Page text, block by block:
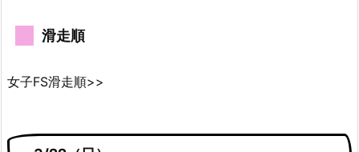
滑走順
女子FS滑走順>>